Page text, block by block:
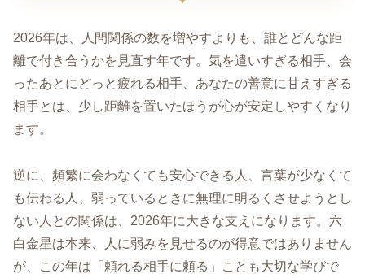
2026年は、人間関係の数を増やすよりも、誰とどんな距
離で付き合うかを見直す年です。気を遣いすぎる相手、会
ったあとにどっと疲れる相手、あなたの善意に甘えすぎる
相手とは、少し距離を置いたほうが心が安定しやすくなり
ます。
逆に、頻繁に会わなくても安心できる人、言葉が少なくて
も伝わる人、弱っているときに無理に明るくさせようとし
ない人との関係は、2026年に大きな支えになります。六
白金星は本来、人に弱みを見せるのが得意ではありません
が、この年は「頼れる相手に頼る」ことも大切な学びで